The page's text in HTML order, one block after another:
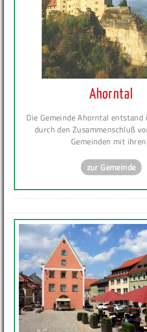
Ahorntal
Die Gemeinde Ahorntal entstand
durch den Zusammenschluß
Gemeinden mit
zur Gemeinde